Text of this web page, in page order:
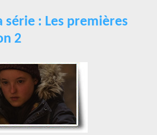
série : Les premières
2